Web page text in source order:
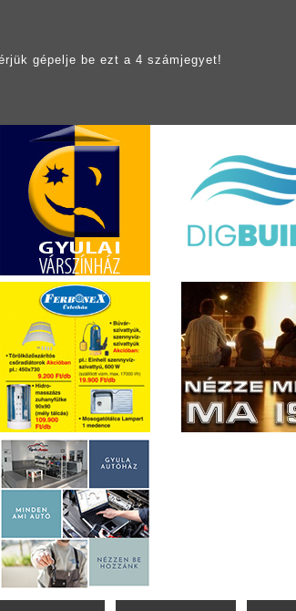
gépelje be ezt a 4 számjegyet!